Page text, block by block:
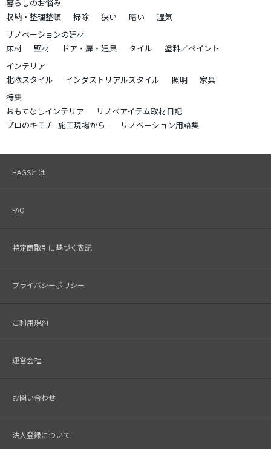
暮らしのお悩み
収納・整理整頓
掃除 狭い 暗い
湿気
リノベーションの建材
床材
壁材 ドア・扉・建具 タイル
塗料／ペイント
インテリア
北欧スタイル
インダストリアルスタイル 照明
家具
特集
おもてなしインテリア
リノベアイテム取材日記
プロのキモチ -施工現場から-
リノベーション用語集
HAGSとは
FAQ
特定商取引に基づく表記
プライバシーポリシー
ご利用規約
運営会社
お問い合わせ
法人登録について